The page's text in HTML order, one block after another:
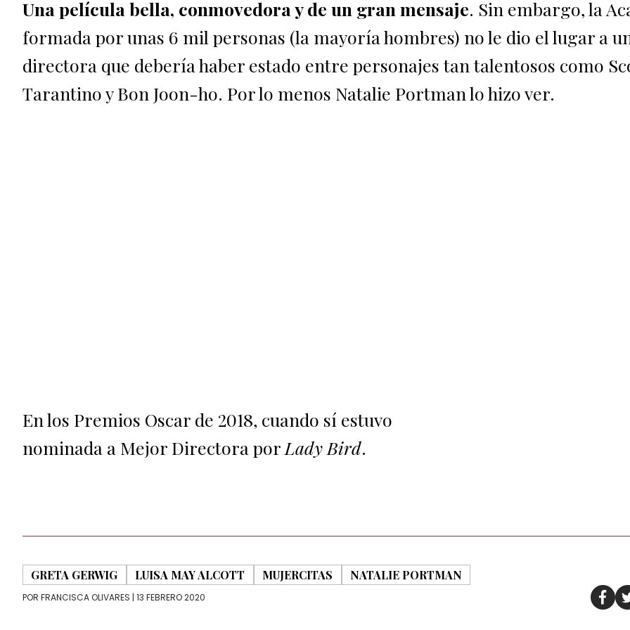
Una película bella, conmovedora y de un gran mensaje. Sin embargo, la
formada por unas 6 mil personas (la mayoría hombres) no le dio el lugar a
directora que debería haber estado entre personajes tan talentosos como
Tarantino y Bon Joon-ho. Por lo menos Natalie Portman lo hizo ver.
En los Premios Oscar de 2018, cuando sí estuvo
nominada a Mejor Directora por Lady Bird.
GRETA GERWIG LUISA MAY ALCOTT MUJERCITAS NATALIE PORTMAN
POR FRANCISCA OLIVARES | 13 FEBRERO 2020